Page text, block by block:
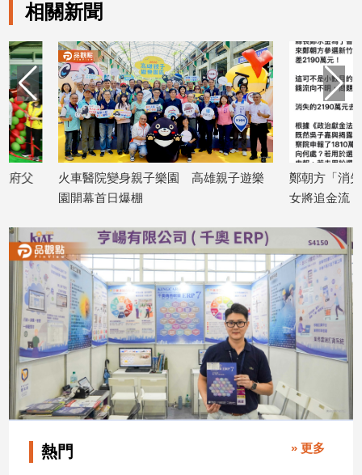
消
健
康/
親
子/
感
情
術
創
／
電
影
推
薦
科
技/
遊
運
動
寵
相關新聞
火車醫院變身親子樂園 高雄親子遊樂
園開幕首日爆棚
鄭朝方「消失的2190
女將追金流 拿出還款
熱門 » 更多